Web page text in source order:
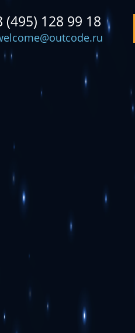
(495) 128 99 18